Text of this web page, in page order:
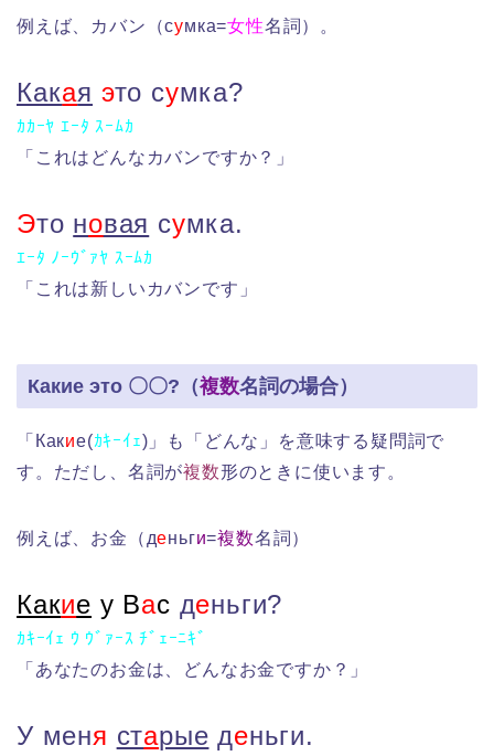
例えば、カバン（сумка=女性名詞）。
Какая это сумка?
ｶｶｰﾔ ｴｰﾀ ｽｰﾑｶ
「これはどんなカバンですか？」
Это новая сумка.
ｴｰﾀ ﾉｰｳﾞｧﾔ ｽｰﾑｶ
「これは新しいカバンです」
Какие это 〇〇?（複数名詞の場合）
「Какие(ｶｷｰｲｪ)」も「どんな」を意味する疑問詞で
す。ただし、名詞が複数形のときに使います。
例えば、お金（деньги=複数名詞）
Какие у Вас деньги?
ｶｷｰｲｪ ｳ ｳﾞｧｰｽ ﾁﾞｪｰﾆｷﾞ
「あなたのお金は、どんなお金ですか？」
У меня старые деньги.